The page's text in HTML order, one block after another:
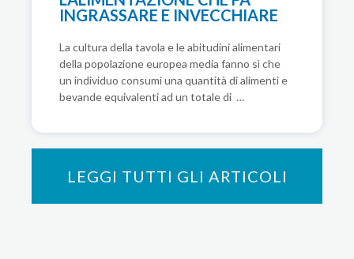
INGRASSARE E INVECCHIARE
La cultura della tavola e le abitudini alimentari
della popolazione europea media fanno sì che
un individuo consumi una quantità di alimenti e
bevande equivalenti ad un totale di …
LEGGI TUTTI GLI ARTICOLI